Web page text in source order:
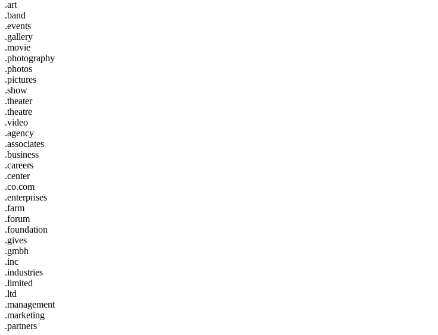
.art
.band
.events
.gallery
.movie
.photography
.photos
.pictures
.show
.theater
.theatre
.video
.agency
.associates
.business
.careers
.center
.co.com
.enterprises
.farm
.forum
.foundation
.gives
.gmbh
.inc
.industries
.limited
.ltd
.management
.marketing
.partners